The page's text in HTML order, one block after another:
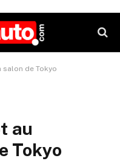
salon de Tokyo
au
Tokyo